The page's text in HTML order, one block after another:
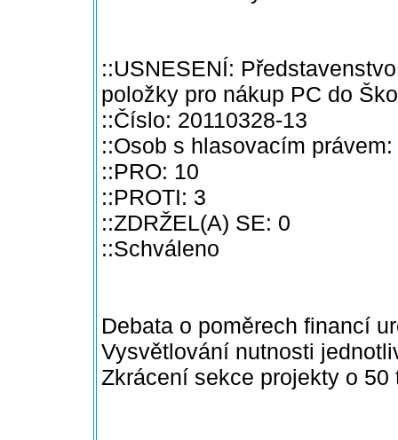
::USNESENÍ:
položky pro nákup PC do
::Číslo: 20110328-13
::Osob s hlasovacím právem:
::PRO: 10
::PROTI: 3
::ZDRŽEL(A) SE: 0
::Schváleno
Debata o poměrech financí
Vysvětlování nutnosti
Zkrácení sekce projekty o 50